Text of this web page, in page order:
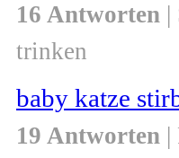
16 Antworten |
trinken
baby katze
19 Antworten |